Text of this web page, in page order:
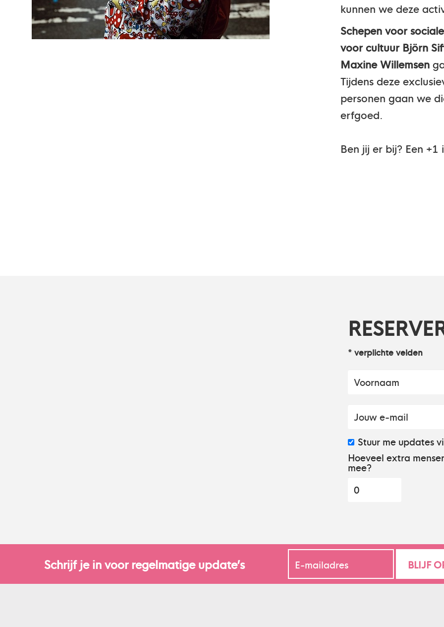
kunnen we deze
Schepen voor
voor cultuur Björn
Maxine Willemsen
Tijdens deze
personen gaan we
erfgoed.
Ben jij er bij? Een +1
* verplichte velden
Stuur me updates
Hoeveel extra
mee?
Schrijf je in voor regelmatige update’s